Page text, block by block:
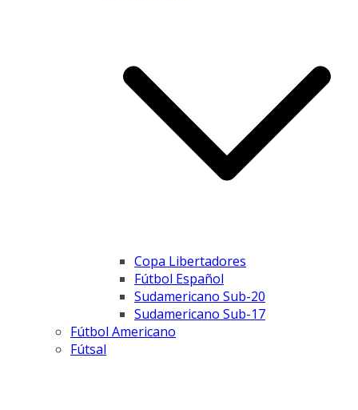
Copa Libertadores
Fútbol Español
Sudamericano Sub-20
Sudamericano Sub-17
Fútbol Americano
Fútsal